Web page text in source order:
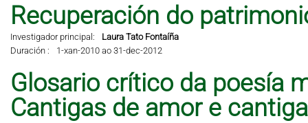
Recuperación do
Investigador principal:
Laura Tato Fontaíña
Duración :
1-xan-2010 ao 31-dec-2012
Glosario crítico da poesía
Cantigas de amor e